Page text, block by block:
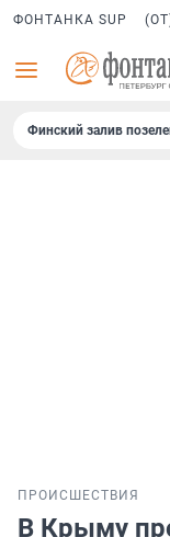
ФОНТАНКА SUP
Финский залив
ПРОИСШЕСТВИЯ
В Крыму